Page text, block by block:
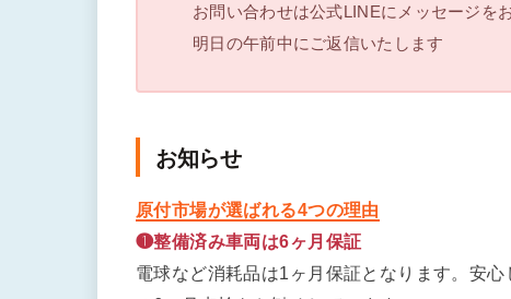
お問い合わせは公式LINEにメッセージを
明日の午前中にご返信いたします
お知らせ
原付市場が選ばれる4つの理由
❶整備済み車両は6ヶ月保証
電球など消耗品は1ヶ月保証となります。安